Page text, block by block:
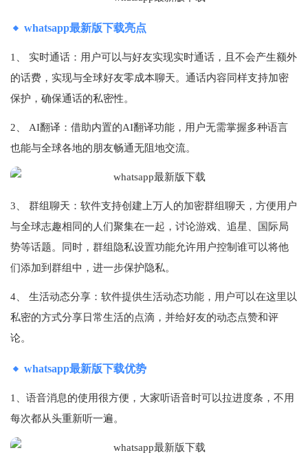
whatsapp最新版下载亮点
1、 实时通话：用户可以与好友实现实时通话，且不会产生额外
的话费，实现与全球好友零成本聊天。通话内容同样支持加密
保护，确保通话的私密性。
2、 AI翻译：借助内置的AI翻译功能，用户无需掌握多种语言
也能与全球各地的朋友畅通无阻地交流。
3、 群组聊天：软件支持创建上万人的加密群组聊天，方便用户
与全球志趣相同的人们聚集在一起，讨论游戏、追星、国际局
势等话题。同时，群组隐私设置功能允许用户控制谁可以将他
们添加到群组中，进一步保护隐私。
4、 生活动态分享：软件提供生活动态功能，用户可以在这里以
私密的方式分享日常生活的点滴，并给好友的动态点赞和评
论。
whatsapp最新版下载优势
1、语音消息的使用很方便，大家听语音时可以拉进度条，不用
每次都从头重新听一遍。